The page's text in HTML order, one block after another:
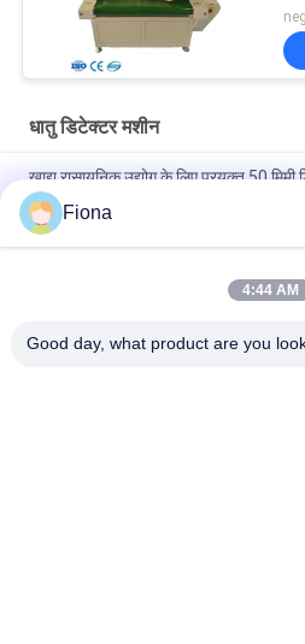
धातु डिटेक्टर मशीन
खाद्य रासायनिक उद्योग के लिए प्रयुक्त 50
डिटेक्टर
"ठोस SUS304 संरचना कन्वेयर बेल्ट चेक
"औद्योगिक स्वचालन पीएलसी और 7 एचएमआई
Fiona
4:44 AM
Good day, what product are you